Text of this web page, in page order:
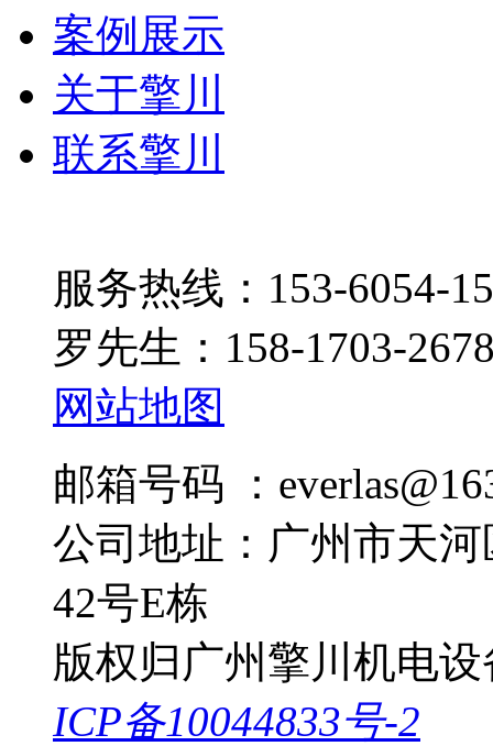
案例展示
关于擎川
联系擎川
服务热线：153-6054-
罗先生：158-1703-
网站地图
邮箱号码 ：
公司地址：广州市天
42号E栋
版权归广州擎川机电
ICP备10044833号-2